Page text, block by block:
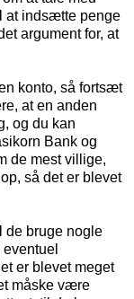
at indsætte penge
argument for, at
konto, så fortsæt
at en anden
og du kan
Bank og
de mest villige,
så det er blevet
de bruge nogle
eventuel
er blevet meget
måske være